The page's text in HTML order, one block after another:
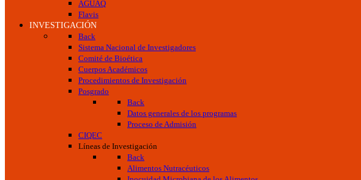
AGUAQ
Flavis
INVESTIGACIÓN
Back
Sistema Nacional de Investigadores
Comité de Bioética
Cuerpos Académicos
Procedimientos de Investigación
Posgrado
Back
Datos generales de los programas
Proceso de Admisión
CIQEC
Líneas de Investigación
Back
Alimentos Nutracéuticos